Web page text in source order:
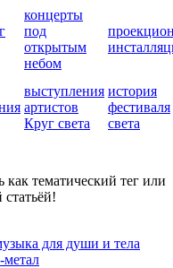
концерты
под
открытым
небом
выступления
артистов
Круг света
история
фестиваля
света
тематический тег или
для души и тела